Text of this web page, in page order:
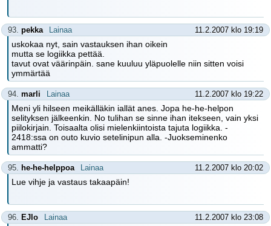
93. pekka Lainaa 11.2.2007 klo 19:19
uskokaa nyt, sain vastauksen ihan oikein
mutta se logiikka pettää.
tavut ovat väärinpäin. sane kuuluu yläpuolelle niin sitten voisi
ymmärtää
94. marli Lainaa 11.2.2007 klo 19:22
Meni yli hilseen meikälläkin iallät anes. Jopa he-he-helpon
selityksen jälkeenkin. No tulihan se sinne ihan itekseen, vain yksi
piilokirjain. Toisaalta olisi mielenkiintoista tajuta logiikka. -
2418:ssa on outo kuvio setelinipun alla. -Juokseminenko
ammatti?
95. he-he-helppoa Lainaa 11.2.2007 klo 20:02
Lue vihje ja vastaus takaapäin!
96. EJlo Lainaa 11.2.2007 klo 23:08